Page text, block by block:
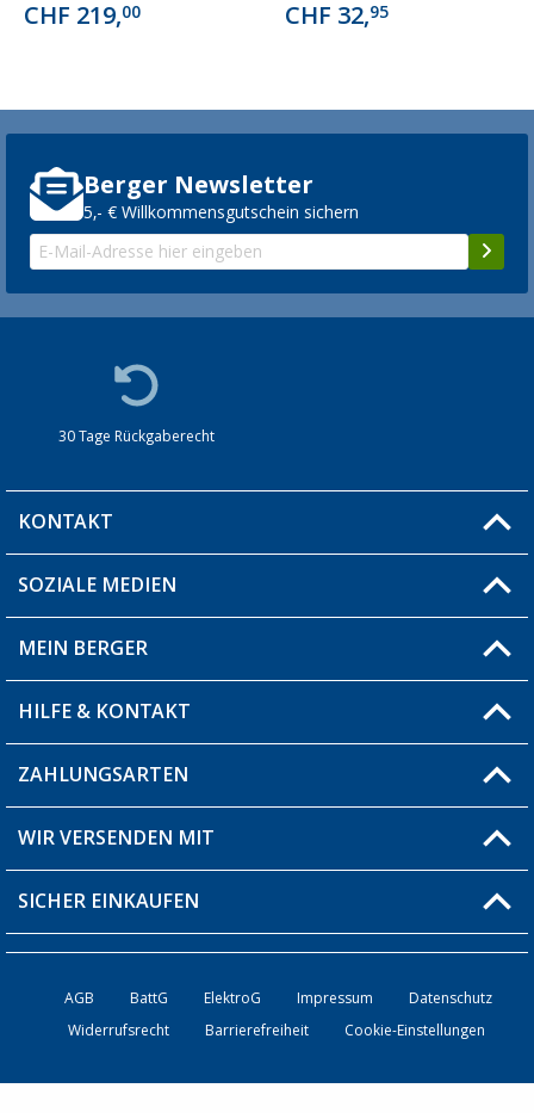
CHF 219,00 CHF 32,95
Berger Newsletter
5,- € Willkommensgutschein sichern
30 Tage Rückgaberecht
KONTAKT
Du hast eine Frage?
Filiale finden
SOZIALE MEDIEN
MEIN BERGER
Blog
Produkttester
Über uns
HILFE & KONTAKT
Fragen & Antworten / FAQ
Versandinformationen
Bestellstatus
Kontakt
ZAHLUNGSARTEN
WIR VERSENDEN MIT
SICHER EINKAUFEN
AGB BattG ElektroG Impressum
Datenschutz
Widerrufsrecht
Barrierefreiheit Cookie-Einstellungen